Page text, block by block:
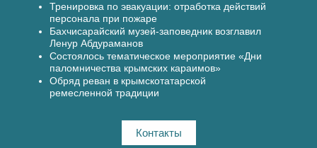
Тренировка по эвакуации: отработка действий
персонала при пожаре
Бахчисарайский музей-заповедник возглавил
Ленур Абдураманов
Состоялось тематическое мероприятие «Дни
паломничества крымских караимов»
Обряд реван в крымскотатарской
ремесленной традиции
Контакты